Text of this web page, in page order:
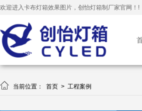
欢迎进入卡布灯箱效果图片，创怡灯箱制厂家官网！!
 当前位置： 首页 > 工程案例